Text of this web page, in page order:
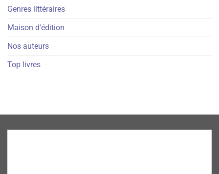
Genres littéraires
Maison d'édition
Nos auteurs
Top livres